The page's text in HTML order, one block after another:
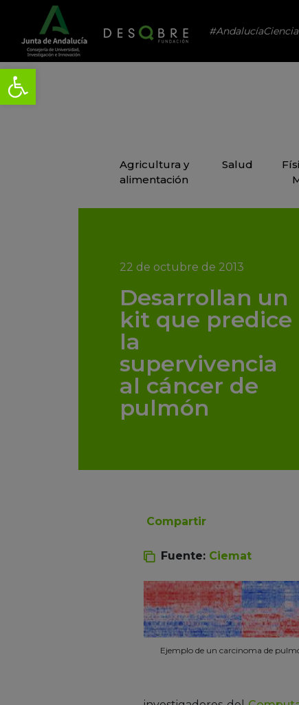
#AndalucíaCiencia
Agricultura y
alimentación
Salud
22 de octubre de 2013
Desarrollan un
kit que predice
la
supervivencia
al cáncer de
pulmón
Compartir
Fuente: Ciemat
Ejemplo de un carcinoma de